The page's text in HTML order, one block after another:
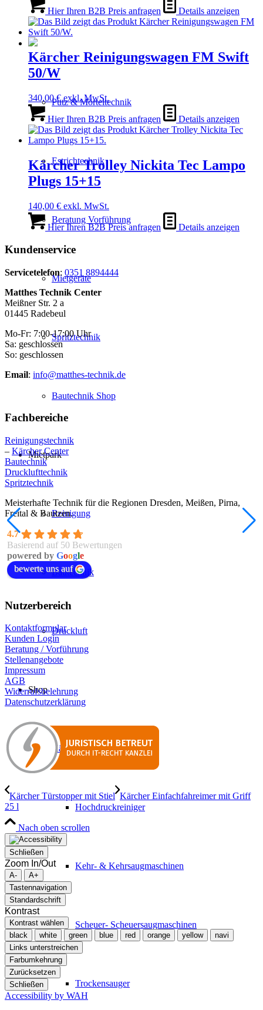
Putz & Mörteltechnik
Estrichtechnik
Beratung Vorführung
Mietgeräte
Spritztechnik
Bautechnik Shop
Mietpark
Reinigung
Bautechnik
Druckluft
Shop
Kärcher Shop
Hochdruckreiniger
Kehr- & Kehrsaugmaschinen
Scheuer- Scheuersaugmaschinen
Trockensauger
Hier Ihren B2B Preis anfragen Details anzeigen
Kärcher Reinigungswagen FM Swift
50/W
340,00€exkl. MwSt.
Hier Ihren B2B Preis anfragen Details anzeigen
Kärcher Trolley Nickita Tec Lampo
Plugs 15+15
140,00 € exkl. MwSt.
Hier Ihren B2B Preis anfragen Details anzeigen
Kundenservice
Servicetelefon: 0351 8894444
Matthes Technik Center
Meißner Str. 2 a
01445 Radebeul
Mo-Fr: 7:00-17:00 Uhr
Sa: geschlossen
So: geschlossen
Email: info@matthes-technik.de
Fachbereiche
Reinigungstechnik
– Kärcher Center
Bautechnik
Drucklufttechnik
Spritztechnik
Meisterhafte Technik für die Regionen Dresden, Meißen, Pirna,
Freital & Bautzen.
4.7
Basierend auf 50 Bewertungen
powered by Google
bewerte uns auf
Nutzerbereich
Kontaktformular
Kunden Login
Beratung / Vorführung
Stellenangebote
Impressum
AGB
Widerrufsbelehrung
Datenschutzerklärung
Kärcher Türstopper mit Stiel Kärcher Einfachfahreimer mit Griff
25 l
Nach oben scrollen
Schließen
Zoom In/Out
A-
A+
Tastennavigation
Standardschrift
Kontrast
Kontrast wählen
black
white green blue red orange yellow
navi
Links unterstreichen
Farbumkehrung
Zurücksetzen
Schließen
Accessibility by WAH